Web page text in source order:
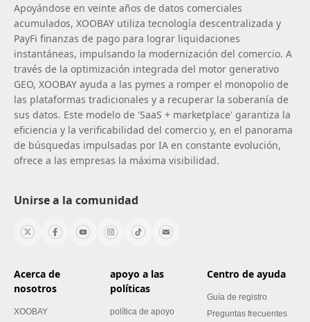
Apoyándose en veinte años de datos comerciales
acumulados, XOOBAY utiliza tecnología descentralizada y
PayFi finanzas de pago para lograr liquidaciones
instantáneas, impulsando la modernización del comercio. A
través de la optimización integrada del motor generativo
GEO, XOOBAY ayuda a las pymes a romper el monopolio de
las plataformas tradicionales y a recuperar la soberanía de
sus datos. Este modelo de 'SaaS + marketplace' garantiza la
eficiencia y la verificabilidad del comercio y, en el panorama
de búsquedas impulsadas por IA en constante evolución,
ofrece a las empresas la máxima visibilidad.
Unirse a la comunidad
Acerca de
nosotros
XOOBAY
apoyo a las
políticas
política de apoyo
Centro de ayuda
Guía de registro
Preguntas frecuentes